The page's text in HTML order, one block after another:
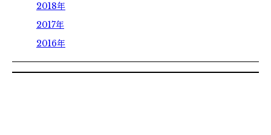
2018年
2017年
2016年